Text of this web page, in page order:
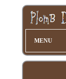
MENU